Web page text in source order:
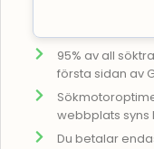
95% av all
första sidan av
webbplats syns
Du betalar